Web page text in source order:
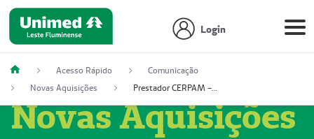
Login
Acesso Rápido
Comunicação
Novas Aquisições
Prestador CERPAM – Centro de Reabilitação S/S Ltda-ME (52004274-8)
Novas Aquisições